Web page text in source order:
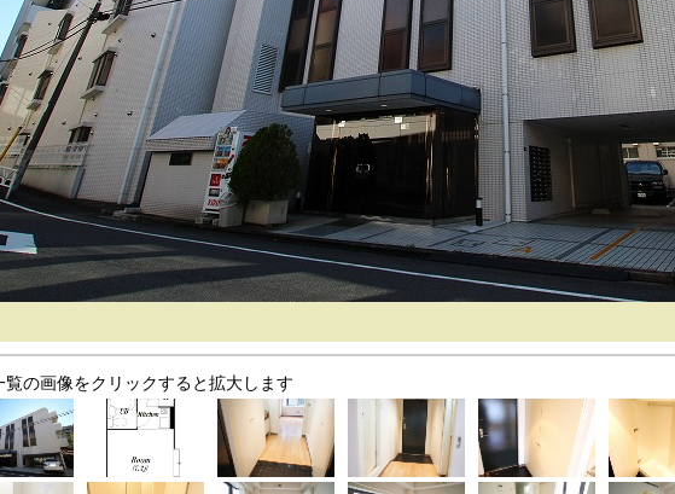
覧の画像をクリックすると拡大します